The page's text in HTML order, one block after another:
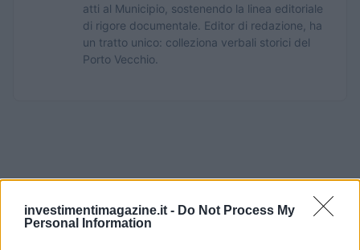
investimentimagazine.it - Do Not Process My
Personal Information
atti al Municipio, sostenendo la linea editoriale
di rigore documentale. Editor di redazione, ha
un tratto unico: colleziona verbali storici del
Porto Vecchio.